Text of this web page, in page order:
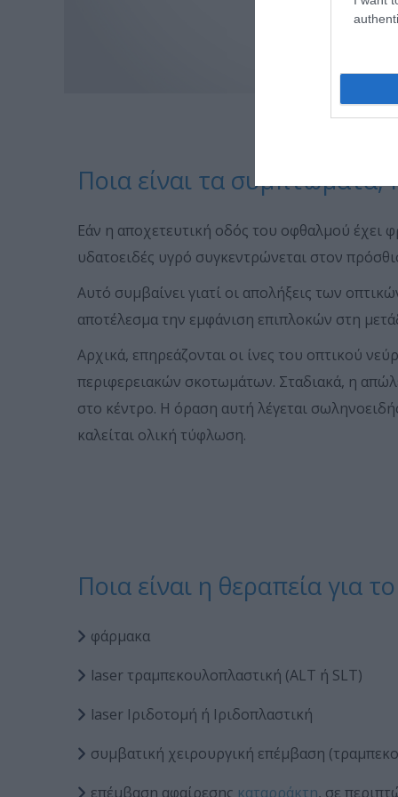
Ποια είναι τα
Εάν η αποχετευτική οδός του οφθαλμού έχει
υδατοειδές υγρό συγκεντρώνεται στον
Αυτό συμβαίνει γιατί οι απολήξεις των
αποτέλεσμα την εμφάνιση επιπλοκών στη
Αρχικά, επη­ρεάζονται οι ίνες του οπτικού
περιφερειακών σκοτωμάτων. Σταδιακά, η
στο κέντρο. Η όραση αυτή λέγεται
καλείται ολική τύφλωση.
Ποια είναι η θεραπεία για
φάρμακα
laser τραμπεκουλοπλαστική (ALT ή SLT)
laser Ιριδοτομή ή Ιριδοπλαστική
συμβατική χειρουργική επέμβαση
επέμβαση αφαίρεσης καταρράκτη, σε